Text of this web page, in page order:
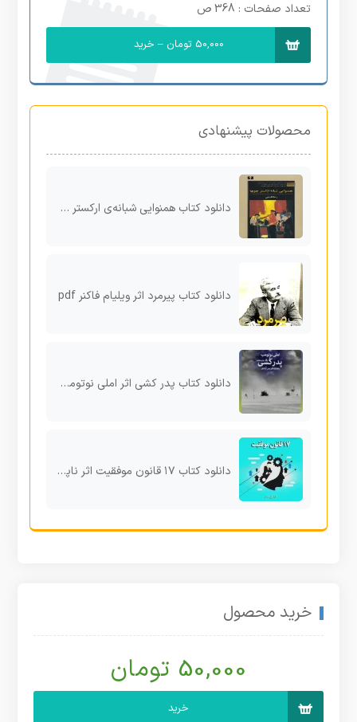
تعداد صفحات : 368 ص
50,000 تومان – خرید
محصولات پیشنهادی
دانلود کتاب همنوایی شبانه‌ی ارکستر چوب‌ها اثر رضا قاسمی‌ pdf
دانلود کتاب پیرمرد اثر ویلیام فاکنر pdf
دانلود کتاب پدر کشی اثر املی نوتومب pdf
دانلود کتاب ۱۷ قانون موفقیت اثر ناپلئون هیل pdf
خرید محصول
50,000 تومان
خرید